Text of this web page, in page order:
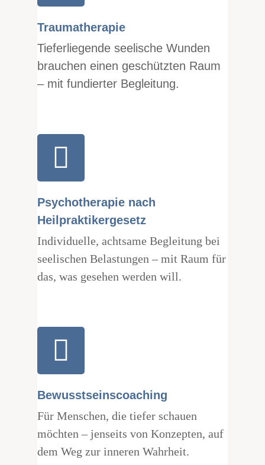
Traumatherapie
Tieferliegende seelische Wunden
brauchen einen geschützten Raum
– mit fundierter Begleitung.
Psychotherapie nach
Heilpraktikergesetz
Individuelle, achtsame Begleitung bei
seelischen Belastungen – mit Raum für
das, was gesehen werden will.
Bewusstseinscoaching
Für Menschen, die tiefer schauen
möchten – jenseits von Konzepten, auf
dem Weg zur inneren Wahrheit.